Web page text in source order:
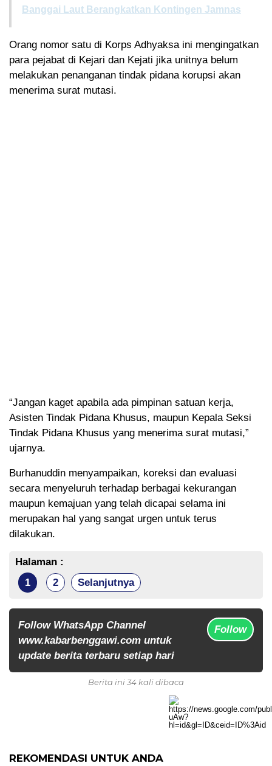
Banggai Laut Berangkatkan Kontingen Jamnas
Orang nomor satu di Korps Adhyaksa ini mengingatkan
para pejabat di Kejari dan Kejati jika unitnya belum
melakukan penanganan tindak pidana korupsi akan
menerima surat mutasi.
“Jangan kaget apabila ada pimpinan satuan kerja,
Asisten Tindak Pidana Khusus, maupun Kepala Seksi
Tindak Pidana Khusus yang menerima surat mutasi,”
ujarnya.
Burhanuddin menyampaikan, koreksi dan evaluasi
secara menyeluruh terhadap berbagai kekurangan
maupun kemajuan yang telah dicapai selama ini
merupakan hal yang sangat urgen untuk terus
dilakukan.
Halaman :
1
2 Selanjutnya
Follow WhatsApp Channel
www.kabarbenggawi.com untuk
update berita terbaru setiap hari
Follow
Berita ini 34 kali dibaca
REKOMENDASI UNTUK ANDA